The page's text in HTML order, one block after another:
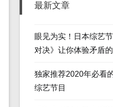
最新文章
眼见为实！日本综艺
对决》让你体验矛盾
独家推荐2020年必看
综艺节目